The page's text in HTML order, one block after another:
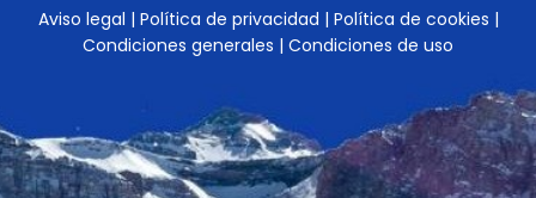
Aviso legal | Política de privacidad | Política de cookies |
Condiciones generales | Condiciones de uso